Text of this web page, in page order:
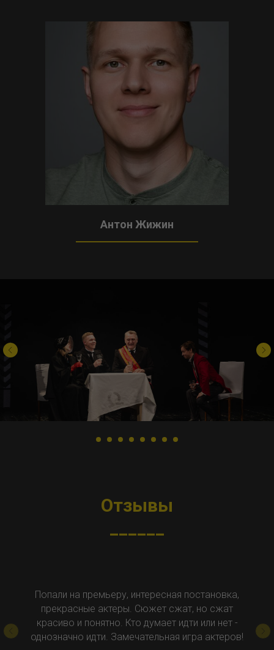
Антон Жижин
Отзывы
Попали на премьеру, интересная постановка,
прекрасные актеры. Сюжет сжат, но сжат
красиво и понятно. Кто думает идти или нет -
однозначно идти. Замечательная игра актеров!